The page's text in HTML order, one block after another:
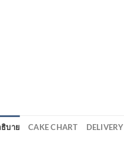
บาย CAKE CHART DELIVERY